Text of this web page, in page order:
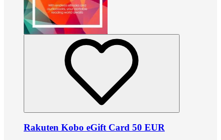
Rakuten Kobo eGift Card 50 EUR